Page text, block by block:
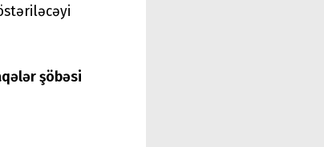
şöbəsi